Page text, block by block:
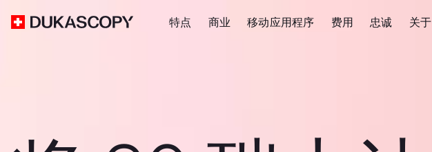
特点 商业 移动应用程序 费用 忠诚 关于